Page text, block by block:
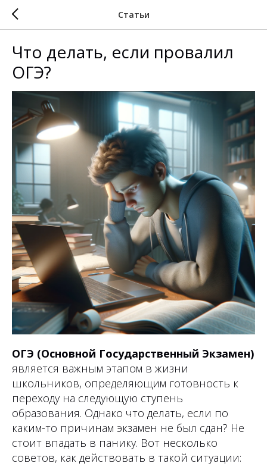
Статьи
Что делать, если провалил
ОГЭ?
ОГЭ (Основной Государственный Экзамен)
является важным этапом в жизни
школьников, определяющим готовность к
переходу на следующую ступень
образования. Однако что делать, если по
каким-то причинам экзамен не был сдан? Не
стоит впадать в панику. Вот несколько
советов, как действовать в такой ситуации: